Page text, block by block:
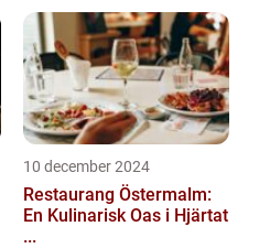
10 december 2024
Restaurang Östermalm:
En Kulinarisk Oas i Hjärtat
...